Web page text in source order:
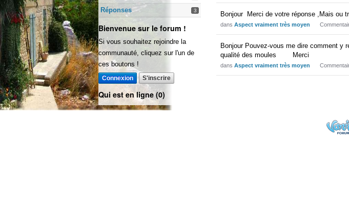
Réponses 3
Bienvenue sur le forum !
Si vous souhaitez rejoindre la
communauté, cliquez sur l'un de
ces boutons !
Connexion S'inscrire
Qui est en ligne (0)
Bonjour Merci de votre réponse ,Mais ou
dans Aspect vraiment très moyen
Bonjour Pouvez-vous me dire comment
qualité des moules Merci
dans Aspect vraiment très moyen